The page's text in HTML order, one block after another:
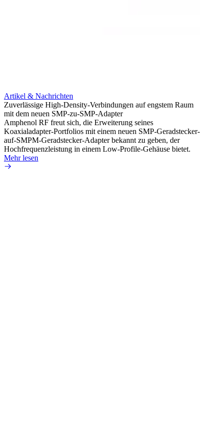
Artikel & Nachrichten
Zuverlässige High-Density-Verbindungen auf engstem Raum
mit dem neuen SMP-zu-SMP-Adapter
Amphenol RF freut sich, die Erweiterung seines
Koaxialadapter-Portfolios mit einem neuen SMP-Geradstecker-
auf-SMPM-Geradstecker-Adapter bekannt zu geben, der
Hochfrequenzleistung in einem Low-Profile-Gehäuse bietet.
Mehr lesen